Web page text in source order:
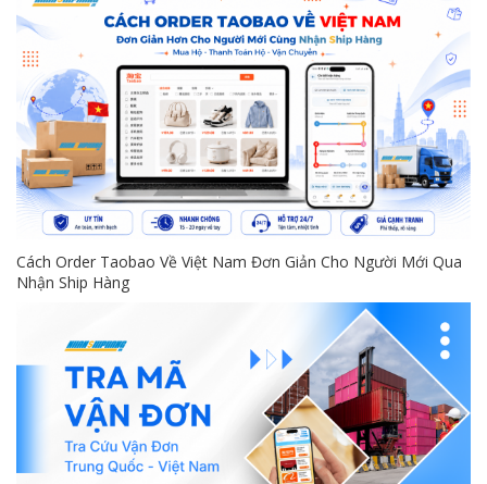
Cách Order Taobao Về Việt Nam Đơn Giản Cho Người Mới Qua
Nhận Ship Hàng